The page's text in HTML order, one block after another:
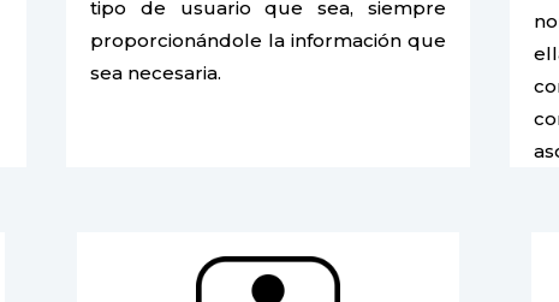
tipo de usuario que sea, siempre
proporcionándole la información que
sea necesaria.